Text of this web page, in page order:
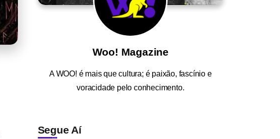
Woo! Magazine
AWOO! é mais que cultura; é paixão, fascínio e
voracidade pelo conhecimento.
Segue Aí